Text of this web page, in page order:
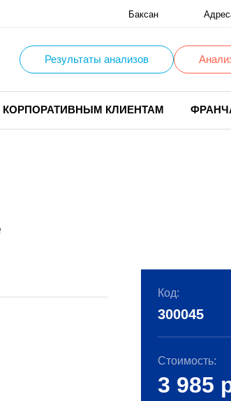
Баксан
Результаты анализов
КОРПОРАТИВНЫМ КЛИЕНТАМ
Код:
300045
Стоимость:
3 985